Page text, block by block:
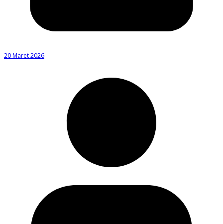
20 Maret 2026